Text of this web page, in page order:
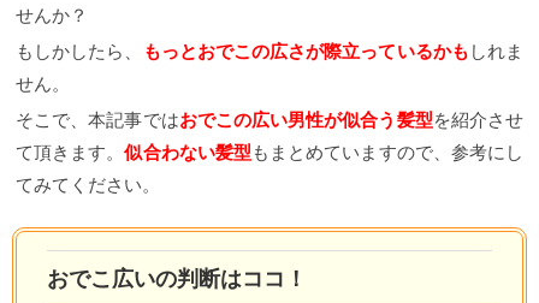
せんか？
もしかしたら、
もっとおでこの広さが際立っているかも しれま
せん。
そこで、本記事ではおでこの広い男性が似合う髪型を紹介させ
て頂きます。似合わない髪型 もまとめていますので、参考にし
てみてください。
おでこ広いの判断はココ！